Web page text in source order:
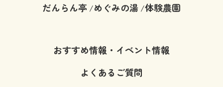
だんらん亭 /めぐみの湯 /体験農園
おすすめ情報・イベント情報
よくあるご質問